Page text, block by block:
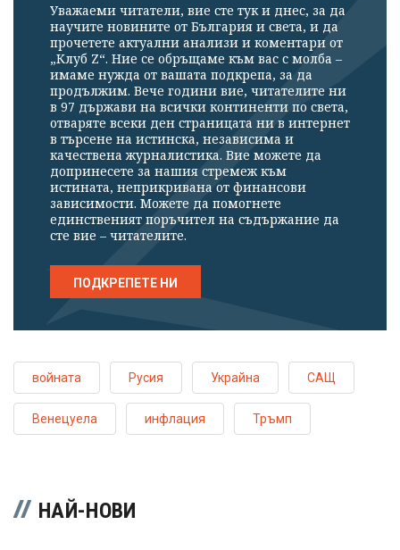
Уважаеми читатели, вие сте тук и днес, за да
научите новините от България и света, и да
прочетете актуални анализи и коментари от
„Клуб Z“. Ние се обръщаме към вас с молба –
имаме нужда от вашата подкрепа, за да
продължим. Вече години вие, читателите ни
в 97 държави на всички континенти по света,
отваряте всеки ден страницата ни в интернет
в търсене на истинска, независима и
качествена журналистика. Вие можете да
допринесете за нашия стремеж към
истината, неприкривана от финансови
зависимости. Можете да помогнете
единственият поръчител на съдържание да
сте вие – читателите.
ПОДКРЕПЕТЕ НИ
войната Русия Украйна САЩ
Венецуела инфлация Тръмп
НАЙ-НОВИ